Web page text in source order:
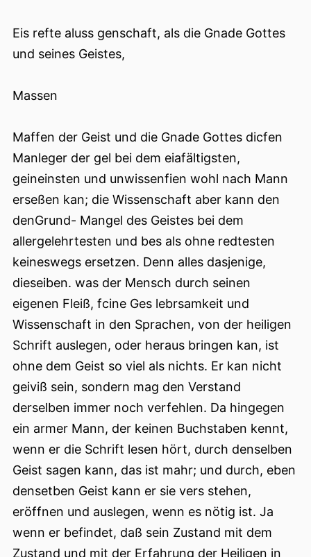
Eis refte aluss genschaft, als die Gnade Gottes
und seines Geistes,
Massen
Maffen der Geist und die Gnade Gottes dicfen
Manleger der gel bei dem eiafältigsten,
geineinsten und unwissenfien wohl nach Mann
erseßen kan; die Wissenschaft aber kann den
denGrund- Mangel des Geistes bei dem
allergelehrtesten und bes als ohne redtesten
keineswegs ersetzen. Denn alles dasjenige,
dieseiben. was der Mensch durch seinen
eigenen Fleiß, fcine Ges lebrsamkeit und
Wissenschaft in den Sprachen, von der heiligen
Schrift auslegen, oder heraus bringen kan, ist
ohne dem Geist so viel als nichts. Er kan nicht
geiviß sein, sondern mag den Verstand
derselben immer noch verfehlen. Da hingegen
ein armer Mann, der keinen Buchstaben kennt,
wenn er die Schrift lesen hört, durch denselben
Geist sagen kann, das ist mahr; und durch, eben
densetben Geist kann er sie vers stehen,
eröffnen und auslegen, wenn es nötig ist. Ja
wenn er befindet, daß sein Zustand mit dem
Zustand und mit der Erfahrung der Heiligen in